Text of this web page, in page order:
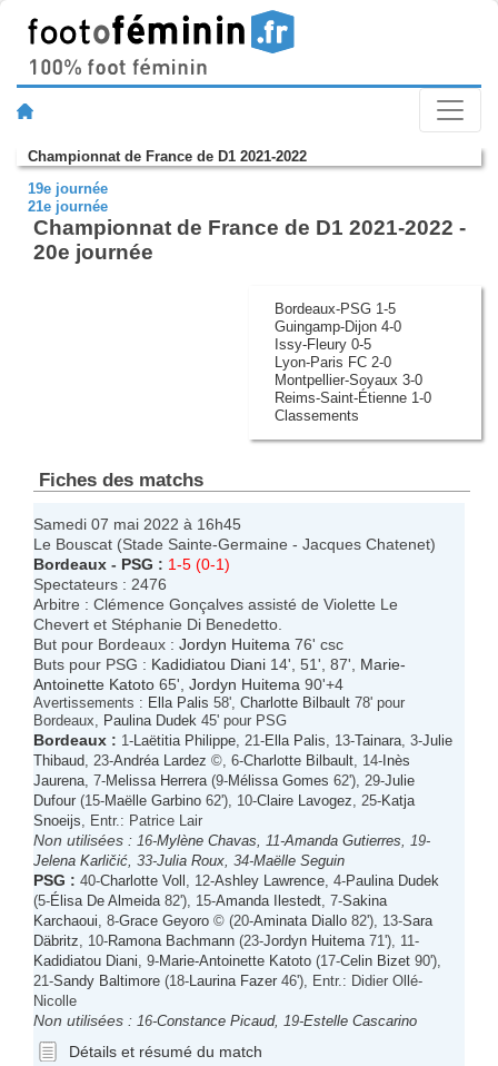
Championnat de France de D1 2021-2022
19e journée
21e journée
Championnat de France de D1 2021-2022 -
20e journée
Bordeaux-PSG 1-5
Guingamp-Dijon 4-0
Issy-Fleury 0-5
Lyon-Paris FC 2-0
Montpellier-Soyaux 3-0
Reims-Saint-Étienne 1-0
Classements
Fiches des matchs
Samedi 07 mai 2022 à 16h45
Le Bouscat (Stade Sainte-Germaine - Jacques Chatenet)
Bordeaux - PSG : 1-5 (0-1)
Spectateurs : 2476
Arbitre : Clémence Gonçalves assisté de Violette Le
Chevert et Stéphanie Di Benedetto.
But pour Bordeaux : Jordyn Huitema 76' csc
Buts pour PSG : Kadidiatou Diani 14', 51', 87', Marie-
Antoinette Katoto 65', Jordyn Huitema 90'+4
Avertissements : Ella Palis 58', Charlotte Bilbault 78' pour
Bordeaux,
Paulina Dudek 45' pour PSG
Bordeaux : 1- Laëtitia Philippe , 21-Ella Palis , 13-Tainara , 3-Julie
Thibaud , 23-Andréa Lardez ©, 6-Charlotte Bilbault , 14- Inès
Jaurena , 7-Melissa Herrera (9-Mélissa Gomes 62'), 29-Julie
Dufour (15-Maëlle Garbino 62'), 10-Claire Lavogez , 25-Katja
Snoeijs , Entr.: Patrice Lair
Non utilisées : 16-Mylène Chavas , 11-Amanda Gutierres , 19-
Jelena Karličić , 33-Julia Roux , 34-Maëlle Seguin
PSG : 40-Charlotte Voll , 12-Ashley Lawrence , 4-Paulina Dudek
(5-Élisa De Almeida 82'), 15-Amanda Ilestedt , 7-Sakina
Karchaoui , 8-Grace Geyoro © (20-Aminata Diallo 82'), 13-Sara
Däbritz , 10-Ramona Bachmann (23-Jordyn Huitema 71'), 11-
Kadidiatou Diani , 9-Marie-Antoinette Katoto (17-Celin Bizet 90'),
21-Sandy Baltimore (18- Laurina Fazer 46'), Entr.: Didier Ollé-
Nicolle
Non utilisées : 16-Constance Picaud, 19-Estelle Cascarino
Détails et résumé du match